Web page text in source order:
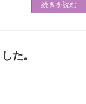
続きを読む
た。